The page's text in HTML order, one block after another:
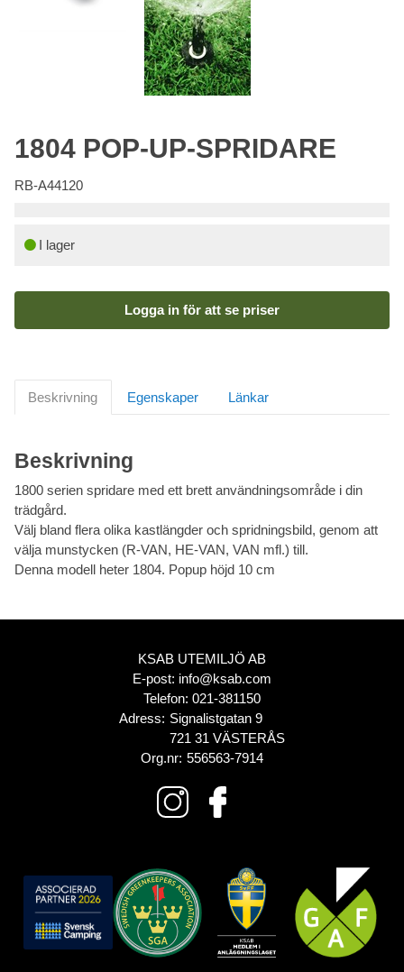
1804 POP-UP-SPRIDARE
RB-A44120
I lager
Logga in för att se priser
Beskrivning Egenskaper Länkar
Beskrivning
1800 serien spridare med ett brett användningsområde i din
trädgård.
Välj bland flera olika kastlängder och spridningsbild, genom att
välja munstycken (R-VAN, HE-VAN, VAN mfl.) till.
Denna modell heter 1804. Popup höjd 10 cm
KSAB UTEMILJÖ AB
E-post: info@ksab.com
Telefon: 021-381150
Adress: Signalistgatan 9
721 31 VÄSTERÅS
Org.nr: 556563-7914